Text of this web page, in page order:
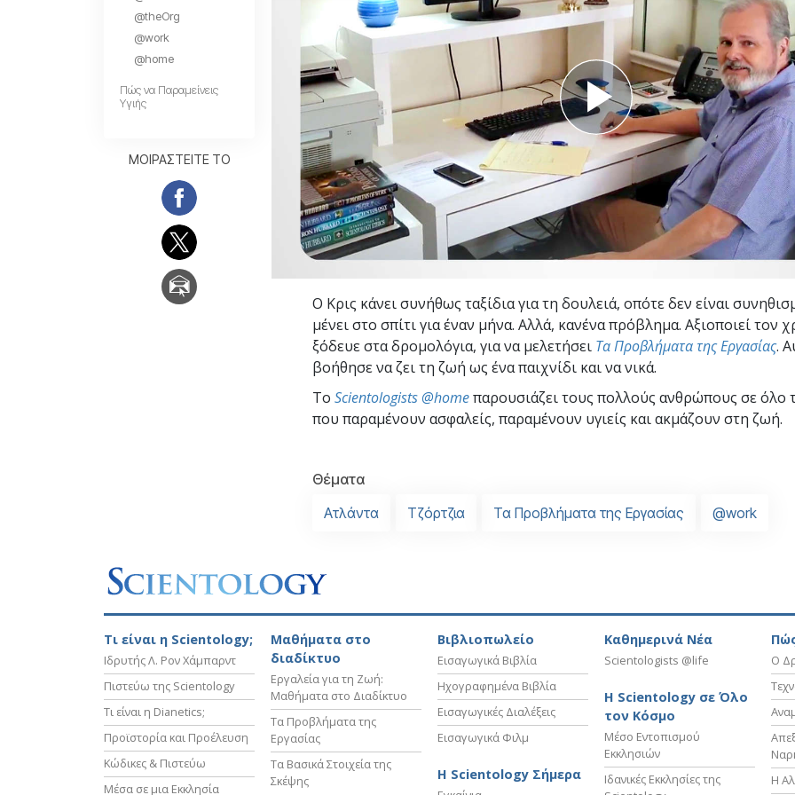
Αγάπη και Μίσος –
Tι είναι η Μεγαλοσύνη;
Σαηεντολογίας
Ο Κρις κάνει συνήθως ταξίδια για τη δουλειά, οπότε δεν είναι
μένει στο σπίτι για έναν μήνα. Αλλά, κανένα πρόβλημα. Αξιοποιεί τον
ξόδευε στα δρομολόγια, για να μελετήσει Τα Προβλήματα της Εργασίας.
βοήθησε να ζει τη ζωή ως ένα παιχνίδι και να νικά.
To Scientologists @homeπαρουσιάζει τους πολλούς ανθρώπους σε όλο
που παραμένουν ασφαλείς, παραμένουν υγιείς και ακμάζουν στη ζωή.
Θέματα
Ατλάντα
Τζόρτζια Τα Προβλήματα της Εργασίας @work
@theOrg
@work
@home
Πώς να Παραμείνεις
Υγιής
ΜΟΙΡΑΣΤΕΙΤΕ ΤΟ
Τι είναι η Scientology;
Ιδρυτής Λ. Ρον Χάμπαρντ
Πιστεύω της Scientology
Τι είναι η Dianetics;
Προϊστορία και Προέλευση
Κώδικες & Πιστεύω
Μέσα σε μια Εκκλησία
Μαθήματα στο
διαδίκτυο
Εργαλεία για τη Ζωή:
Μαθήματα στο Διαδίκτυο
Τα Προβλήματα της
Εργασίας
Τα Βασικά Στοιχεία της
Σκέψης
Βιβλιοπωλείο
Εισαγωγικά Βιβλία
Ηχογραφημένα Βιβλία
Εισαγωγικές Διαλέξεις
Εισαγωγικά Φιλμ
Η Scientology Σήμερα
Καθημερινά Νέα
Scientologists @life
Η Scientology σε Όλο
τον Κόσμο
Μέσο Εντοπισμού
Εκκλησιών
Ιδανικές Εκκλησίες της
Ο
Η